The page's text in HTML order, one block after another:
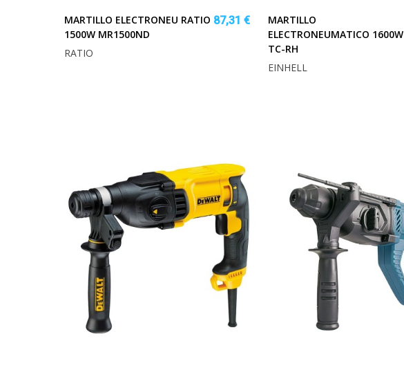
MARTILLO ELECTRONEU RATIO
1500W MR1500ND
87,31 €
RATIO
MARTILLO
ELECTRONEUMATICO 1600W
TC-RH
EINHELL